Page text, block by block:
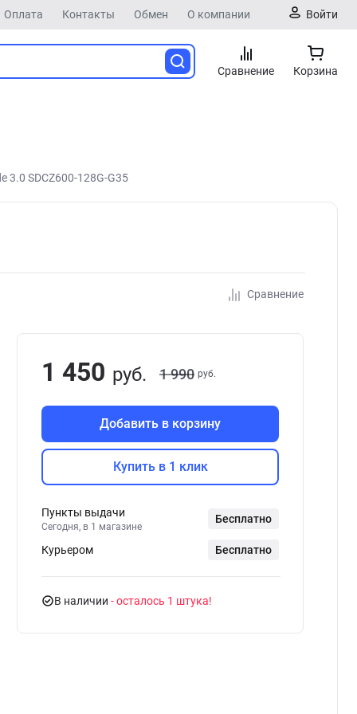
Оплата Контакты Обмен О компании Войти
Сравнение Корзина
3.0 SDCZ600-128G-G35
Сравнение
1 450 руб. 1 990 руб.
Добавить в корзину
Купить в 1 клик
Пункты выдачи
Сегодня, в 1 магазине
Бесплатно
Курьером Бесплатно
В наличии - осталось 1 штука